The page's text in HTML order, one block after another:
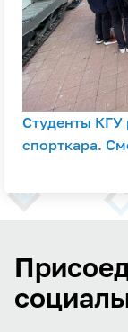
Студенты КГУ
спорткара.